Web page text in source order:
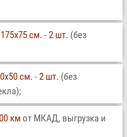
175х75 см. - 2 шт. (без
см. - 2 шт. (без
км от МКАД, выгрузка и